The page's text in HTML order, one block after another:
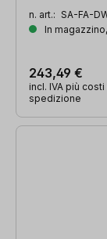
n. art.: SA-FA-
In
243,49 €
incl. IVA più costi
spedizione